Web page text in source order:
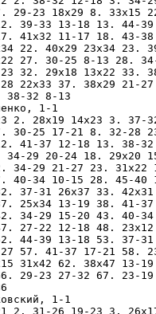
29-23 18x29 8. 33x15
39-33 13-18 13. 44-
41x32 11-17 18. 43-
22. 40x29 23x34 23.
27. 30-25 8-13 28.
32. 29x18 13x22 33.
22x33 37. 38x29 21-
38-32 8-13
1-1
2. 28x19 14x23 3.
30-25 17-21 8. 32-28
41-37 12-18 13. 38-
29 20-24 18. 29x20
34-29 21-27 23. 31x22
40-34 10-15 28. 45-
37-31 26x37 33.
25x34 13-19 38. 41-
34-29 15-20 43. 40-
27-22 12-18 48.
44-39 13-18 53. 37-
57. 41-37 17-21 58.
31x42 62. 38x47 13-
29-23 27-32 67. 23-
1-1
2. 31-26 19-23 3.